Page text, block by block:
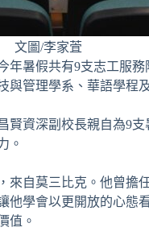
文圖/李家萓
年暑假共有9支志工
管理學系、華語學程
資深副校長親自為9
。
自莫三比克。他曾
學會以更開放的心
值。